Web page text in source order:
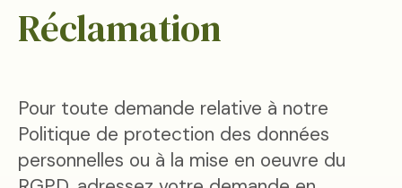
Réclamation
Pour toute demande relative à notre
Politique de protection des données
personnelles ou à la mise en oeuvre du